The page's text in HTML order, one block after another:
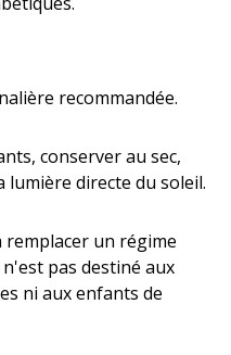
recommandée.
conserver au sec,
lumière directe du soleil.
un régime
pas destiné aux
ni aux enfants de